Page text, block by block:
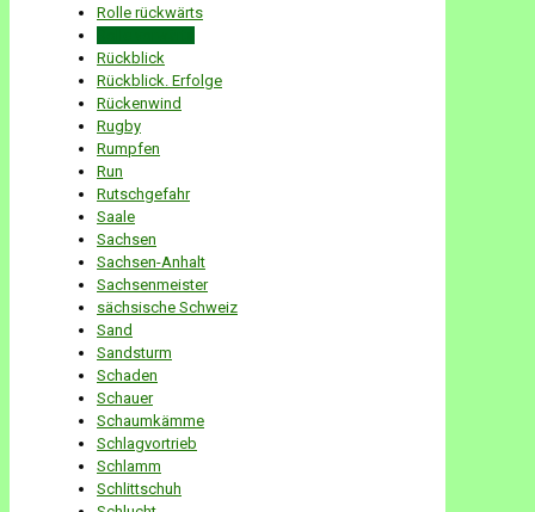
Rolle rückwärts
Rückblick
Rückblick. Erfolge
Rückenwind
Rugby
Rumpfen
Run
Rutschgefahr
Saale
Sachsen
Sachsen-Anhalt
Sachsenmeister
sächsische Schweiz
Sand
Sandsturm
Schaden
Schauer
Schaumkämme
Schlagvortrieb
Schlamm
Schlittschuh